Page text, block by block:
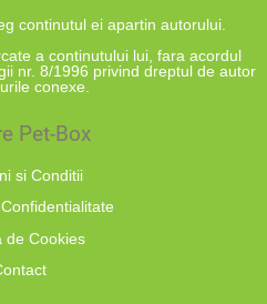
continutul ei apartin autorului.
a continutului lui, fara acordul
nr. 8/1996 privind dreptul de autor
conexe.
Pet-Box
si Conditii
de Cookies